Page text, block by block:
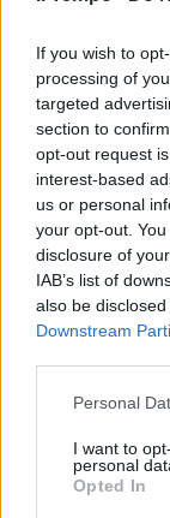
If you wish to
processing of
targeted
section to
opt-out request
interest-based
us or personal
your opt-out.
disclosure of
IAB’s list of
also be
Downstream
Personal
I want to
personal
Opted In
22/03/2023
SU CHI
"L'unica
Filippi dopo
di Signorini
18/03/2023
RITORNO
"Come mi è
16/03/2023